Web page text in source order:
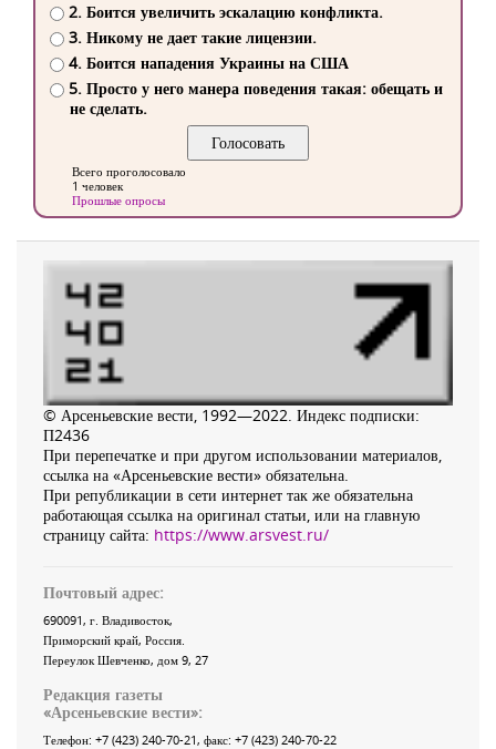
2. Боится увеличить эскалацию конфликта.
3. Никому не дает такие лицензии.
4. Боится нападения Украины на США
5. Просто у него манера поведения такая: обещать и
не сделать.
Всего проголосовало
1 человек
Прошлые опросы
© Арсеньевские вести, 1992—2022. Индекс подписки:
П2436
При перепечатке и при другом использовании материалов,
ссылка на «Арсеньевские вести» обязательна.
При републикации в сети интернет так же обязательна
работающая ссылка на оригинал статьи, или на главную
страницу сайта: https://www.arsvest.ru/
Почтовый адрес:
690091, г. Владивосток,
Приморский край, Россия
Переулок Шевченко, дом 9, 27
Редакция газеты
«Арсеньевские вести»:
Телефон: +7 (423) 240-70-21, факс: +7 (423) 240-70-22